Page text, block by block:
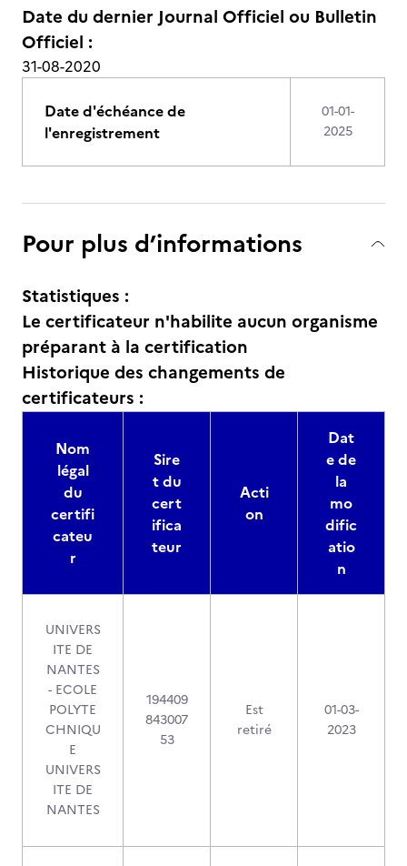
Date du dernier Journal Officiel ou Bulletin
Officiel :
31-08-2020
Date d'échéance de
l'enregistrement
01-01-
2025
Pour plus d’informations
Statistiques :
Le certificateur n'habilite aucun organisme
préparant à la certification
Historique des changements de
certificateurs :
Nom
légal
du
certifi
cateu
r
Sire
t du
cert
ifica
teur
Acti
on
Dat
e de
la
mo
dific
atio
n
UNIVERS
ITE DE
NANTES
- ECOLE
POLYTE
CHNIQU
E
UNIVERS
ITE DE
NANTES
194409
843007
53
Est
retiré
01-03-
2023